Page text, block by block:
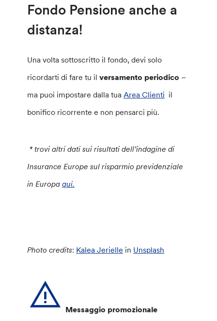
Fondo Pensione anche a
distanza!
Una volta sottoscritto il fondo, devi solo
ricordarti di fare tu il versamento periodico –
ma puoi impostare dalla tua Area Clienti il
bonifico ricorrente e non pensarci più.
* trovi altri dati sui risultati dell’indagine di
Insurance Europe sul risparmio previdenziale
in Europaqui.
Photo credits: Kalea Jerielle in Unsplash
Messaggio promozionale